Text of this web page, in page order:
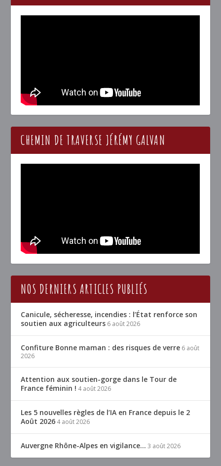
CHEMIN DE TRAVERSE JÉRÉMY GALVAN
NOS DERNIERS ARTICLES PUBLIÉS
Canicule, sécheresse, incendies : l’État renforce son
soutien aux agriculteurs 6 août 2026
Confiture Bonne maman : des risques de verre 6 août
2026
Attention aux soutien-gorge dans le Tour de
France féminin ! 4 août 2026
Les 5 nouvelles règles de l’IA en France depuis le 2
Août 2026 4 août 2026
Auvergne Rhône-Alpes en vigilance… 3 août 2026